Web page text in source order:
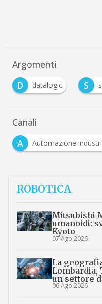
Argomenti
D
datalogic S
Canali
A
Automazione
ROBOTICA
Mitsubishi
umanoidi:
Kyoto
07 Ago 2026
La
Lombardia,
un settore
06 Ago 2026